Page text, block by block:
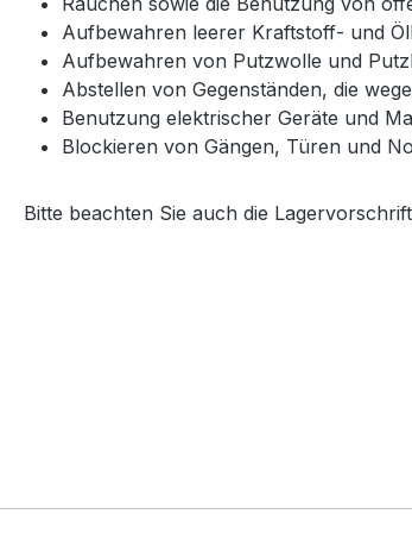
Aufbewahren leerer Kraftstoff- und
Aufbewahren von Putzwolle und
Abstellen von Gegenständen, die
Benutzung elektrischer Geräte und
Blockieren von Gängen, Türen und
Bitte beachten Sie auch die